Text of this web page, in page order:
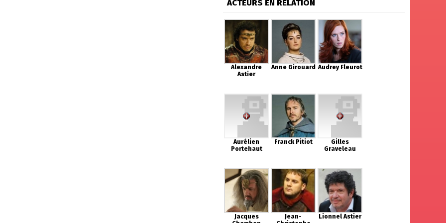
ACTEURS EN RELATION
Alexandre
Astier
Anne Girouard Audrey Fleurot
Aurélien
Portehaut
Franck Pitiot
Gilles
Graveleau
Jacques
Jean-
Lionnel Astier